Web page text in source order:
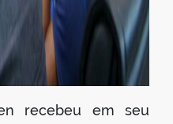
recebeu em seu